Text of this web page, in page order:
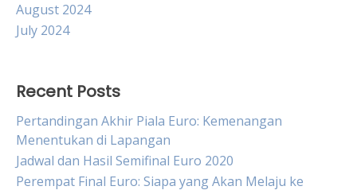
August 2024
July 2024
Recent Posts
Pertandingan Akhir Piala Euro: Kemenangan
Menentukan di Lapangan
Jadwal dan Hasil Semifinal Euro 2020
Perempat Final Euro: Siapa yang Akan Melaju ke